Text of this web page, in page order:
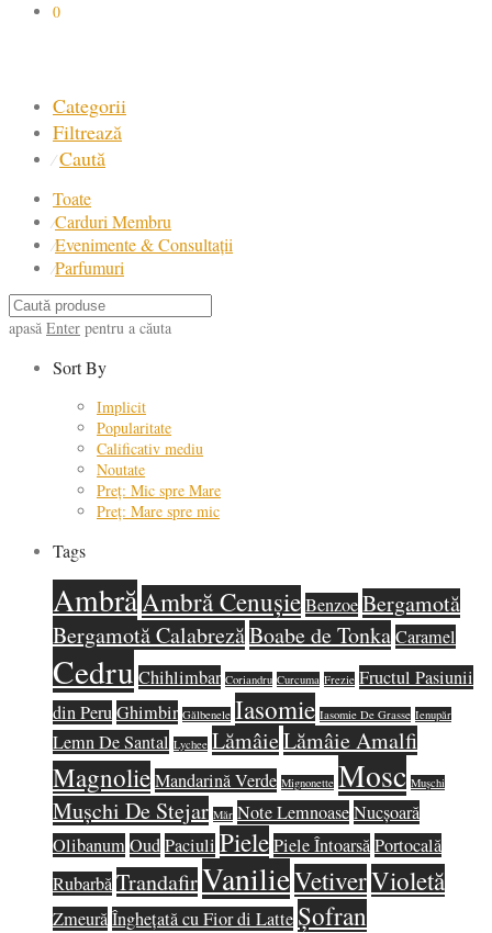
0
Categorii
Filtrează
⁄ Caută
Toate
⁄Carduri Membru
⁄Evenimente & Consultații
⁄Parfumuri
apasă Enter pentru a căuta
Sort By
Implicit
Popularitate
Calificativ mediu
Noutate
Preț: Mic spre Mare
Preț: Mare spre mic
Tags
AmbrăAmbră CenușieBenzoeBergamotă
Bergamotă CalabrezăBoabe de TonkaCaramel
Cedru Chihlimbar Coriandru Curcuma Frezie Fructul Pasiunii
din PeruGhimbir Gălbenele Iasomie Iasomie De Grasse Ienupăr
Lemn De Santal Lychee LămâieLămâie Amalfi
MagnolieMandarină Verde Mignonette Mosc Mușchi
Mușchi De Stejar Măr Note LemnoaseNucșoară
OlibanumOudPaciuli PielePiele ÎntoarsăPortocală
RubarbăTrandafirVanilieVetiverVioletă
ZmeurăÎnghețată cu Fior di Latte Șofran